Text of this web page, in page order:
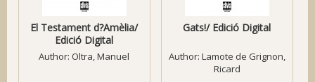
El Testament d?Amèlia/
Edició Digital
Author: Oltra, Manuel
Gats!/ Edició Digital
Author: Lamote de Grignon,
Ricard